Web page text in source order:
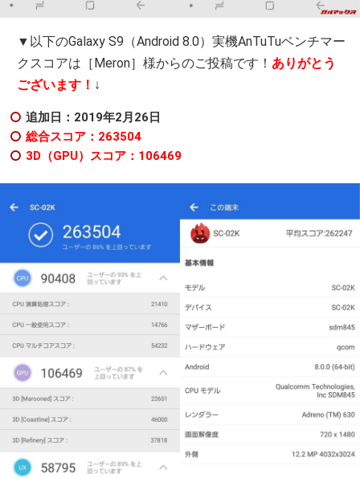
▼以下のGalaxy S9（Android 8.0）実機AnTuTuベンチマー
クスコアは［Meron］様からのご投稿です！ ありがとう
ございます！ ↓
追加日：2019年2月26日
総合スコア：263504
3D（GPU）スコア：106469